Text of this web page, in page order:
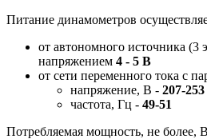
Питание динамометров
от автономного источника (3
напряжением 4 - 5 В
от сети переменного тока с
напряжение, В - 207-253
частота, Гц - 49-51
Потребляемая мощность, не более,